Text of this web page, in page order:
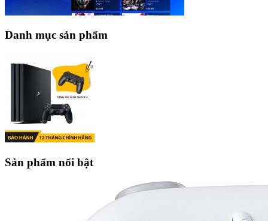
Danh mục sản phẩm
Sản phẩm nổi bật